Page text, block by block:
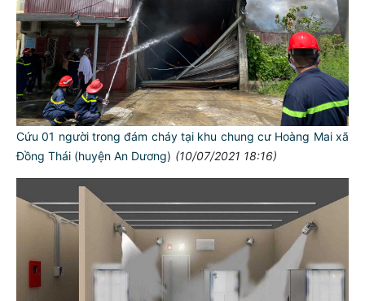
Cứu 01 người trong đám cháy tại khu chung cư Hoàng Mai xã
Đồng Thái (huyện An Dương) (10/07/2021 18:16)